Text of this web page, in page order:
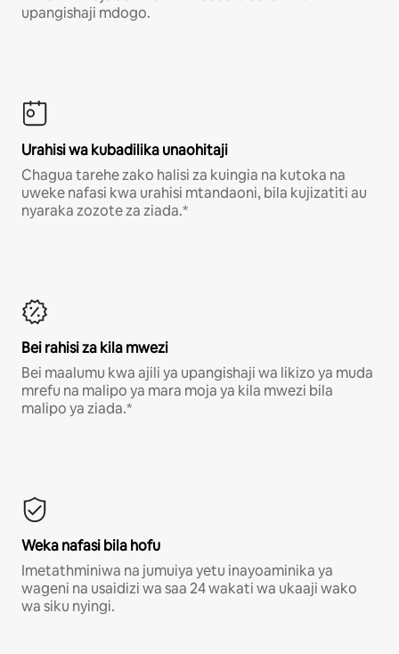
upangishaji mdogo.
Urahisi wa kubadilika unaohitaji
Chagua tarehe zako halisi za kuingia na kutoka na
uweke nafasi kwa urahisi mtandaoni, bila kujizatiti au
nyaraka zozote za ziada.*
Bei rahisi za kila mwezi
Bei maalumu kwa ajili ya upangishaji wa likizo ya muda
mrefu na malipo ya mara moja ya kila mwezi bila
malipo ya ziada.*
Weka nafasi bila hofu
Imetathminiwa na jumuiya yetu inayoaminika ya
wageni na usaidizi wa saa 24 wakati wa ukaaji wako
wa siku nyingi.